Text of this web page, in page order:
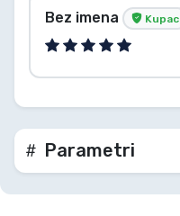
Bez imena Kupac
Parametri